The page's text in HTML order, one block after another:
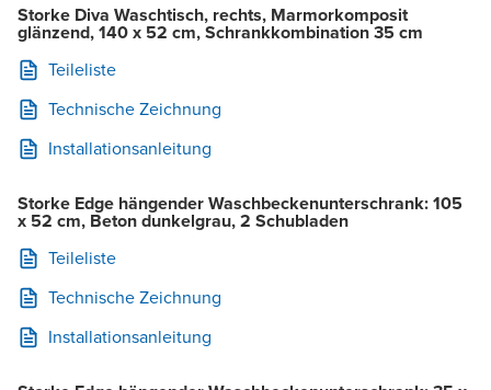
Storke Diva Waschtisch, rechts, Marmorkomposit
glänzend, 140 x 52 cm, Schrankkombination 35 cm
Teileliste
Technische Zeichnung
Installationsanleitung
Storke Edge hängender Waschbeckenunterschrank: 105
x 52 cm, Beton dunkelgrau, 2 Schubladen
Teileliste
Technische Zeichnung
Installationsanleitung